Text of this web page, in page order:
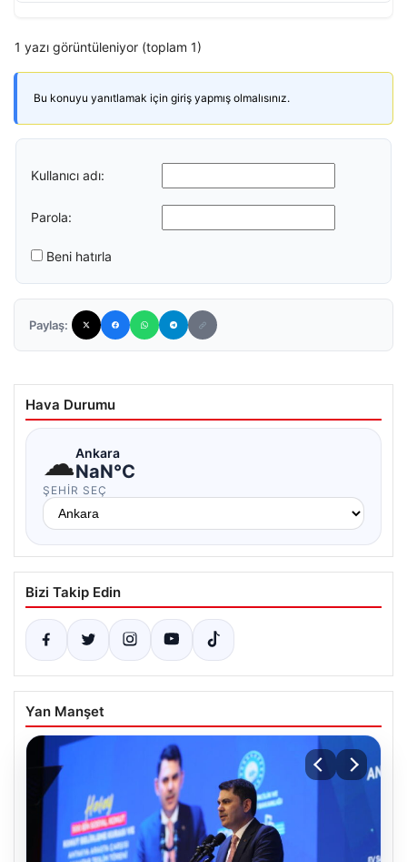
1 yazı görüntüleniyor (toplam 1)
Bu konuyu yanıtlamak için giriş yapmış olmalısınız.
Kullanıcı adı:
Parola:
Beni hatırla
Paylaş:
Hava Durumu
☁Ankara
NaN°C
ŞEHIR SEÇ
Bizi Takip Edin
Yan Manşet